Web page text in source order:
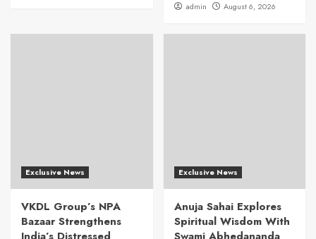
admin August 6, 2026
Exclusive News
VKDL Group’s NPA
Bazaar Strengthens
Exclusive News
Anuja Sahai Explores
Spiritual Wisdom With